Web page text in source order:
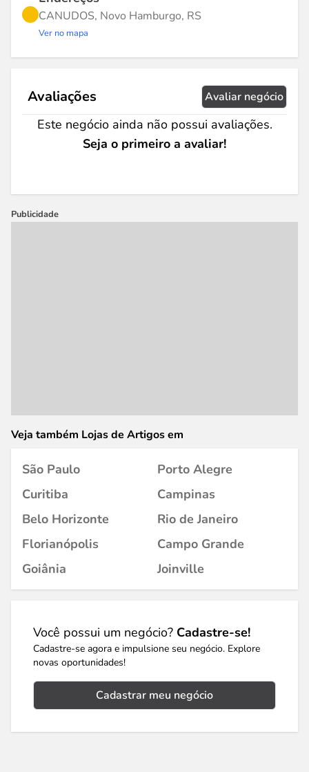
CANUDOS, Novo Hamburgo, RS
Ver no mapa
Avaliações Avaliar negócio
Este negócio ainda não possui avaliações.
Seja o primeiro a avaliar!
Publicidade
Veja também Lojas de Artigos em
São Paulo
Porto Alegre
Curitiba
Campinas
Belo Horizonte
Rio de Janeiro
Florianópolis
Campo Grande
Goiânia
Joinville
Você possui um negócio? Cadastre-se!
Cadastre-se agora e impulsione seu negócio. Explore
novas oportunidades!
Cadastrar meu negócio